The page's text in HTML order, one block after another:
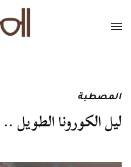
المصطبة
ليل الكورونا الطويل